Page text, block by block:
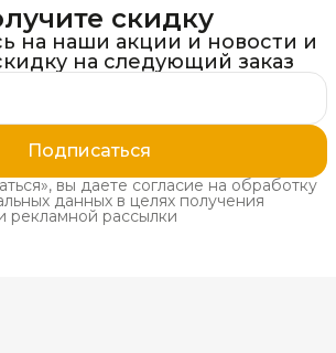
скидку
на наши акции и новости и
на следующий заказ
Подписаться
вы даете согласие на обработку
данных в целях получения
рассылки